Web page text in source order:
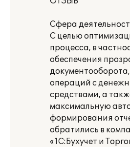
Сфера
С целью
процесса, в
обеспечения
документооборота,
операций с
средствами, а
максимальную
формирования
обратились в
«1С:Бухучет и